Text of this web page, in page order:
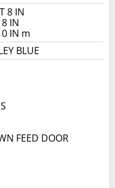
8 IN
8 IN
0 IN m
BLUE
FEED DOOR